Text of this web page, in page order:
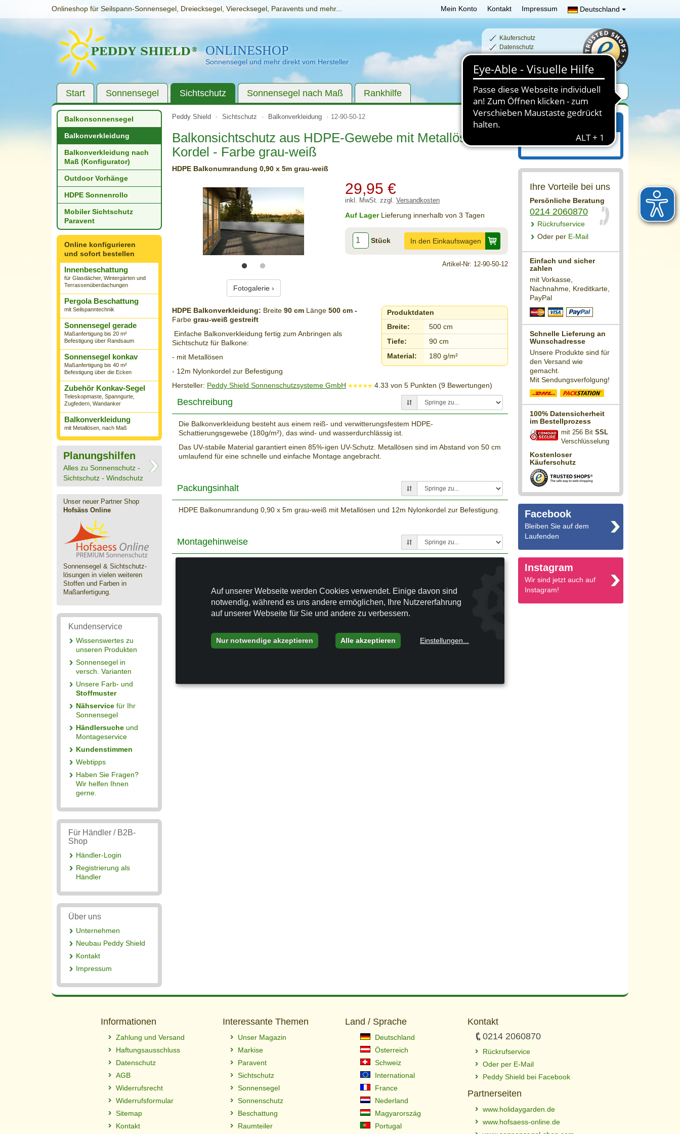
Onlineshop für Seilspann-Sonnensegel, Dreiecksegel, Vierecksegel, Paravents und mehr... Mein Konto Kontakt Impressum Deutschland
ONLINESHOP
Sonnensegel und mehr direkt vom Hersteller
Käuferschutz
Datenschutz
Schnelle Lieferzeiten
Sichere Zahlung
Start Sonnensegel Sichtschutz Sonnensegel nach Maß Rankhilfe
Peddy Shield Sichtschutz Balkonverkleidung 12-90-50-12
Balkonsichtschutz aus HDPE-Gewebe mit Metallösen und
Kordel - Farbe grau-weiß
HDPE Balkonumrandung 0,90 x 5m grau-weiß
Fotogalerie ›
29,95 €
inkl. MwSt. zzgl. Versandkosten
Auf LagerLieferung innerhalb von 3 Tagen
Stück In den Einkaufswagen
Artikel-Nr: 12-90-50-12
Produktdaten
Breite:
500 cm
Tiefe:
90 cm
Material:
180 g/m²
HDPE Balkonverkleidung: Breite 90 cm Länge 500 cm -
Farbe grau-weiß gestreift
Einfache Balkonverkleidung fertig zum Anbringen als
Sichtschutz für Balkone:
- mit Metallösen
- 12m Nylonkordel zur Befestigung
Hersteller: Peddy Shield Sonnenschutzsysteme GmbH 4.33 von 5 Punkten (9 Bewertungen)
Beschreibung
Die Balkonverkleidung besteht aus einem reiß- und verwitterungsfestem HDPE-
Schattierungsgewebe (180g/m²), das wind- und wasserdurchlässig ist.
Das UV-stabile Material garantiert einen 85%-igen UV-Schutz. Metallösen sind im Abstand von 50 cm
umlaufend für eine schnelle und einfache Montage angebracht.
Packungsinhalt
HDPE Balkonumrandung 0,90 x 5m grau-weiß mit Metallösen und 12m Nylonkordel zur Befestigung.
Montagehinweise
Ihr Einkaufswagen ist leer.
Ihre Vorteile bei uns
Persönliche Beratung
0214 2060870
Rückrufservice
Oder per E-Mail
Einfach und sicher
zahlen
mit Vorkasse,
Nachnahme, Kreditkarte,
PayPal
Schnelle Lieferung an
Wunschadresse
Unsere Produkte sind für
den Versand wie
gemacht.
Mit Sendungsverfolgung!
100% Datensicherheit
im Bestellprozess
mit 256 Bit SSL
Verschlüsselung
Kostenloser
Käuferschutz
Facebook
Bleiben Sie auf dem
Laufenden
Instagram
Wir sind jetzt auch auf
Instagram!
Balkonsonnensegel
Balkonverkleidung
Balkonverkleidung nach
Maß (Konfigurator)
Outdoor Vorhänge
HDPE Sonnenrollo
Mobiler Sichtschutz
Paravent
Online konfigurieren
und sofort bestellen
Innenbeschattung
für Glasdächer, Wintergärten und
Terrassenüberdachungen
Pergola Beschattung
mit Seilspanntechnik
Sonnensegel gerade
Maßanfertigung bis 20 m²
Befestigung über Randsaum
Sonnensegel konkav
Maßanfertigung bis 40 m²
Befestigung über die Ecken
Zubehör Konkav-Segel
Teleskopmaste, Spanngurte,
Zugfedern, Wandanker
Balkonverkleidung
mit Metallösen, nach Maß
Planungshilfen
Alles zu Sonnenschutz -
Sichtschutz - Windschutz
Unser neuer Partner Shop
Hofsäss Online
Sonnensegel & Sichtschutz­
lösungen in vielen weiteren
Stoffen und Farben in
Maßanfertigung.
Kundenservice
Wissenswertes zu
unseren Produkten
Sonnensegel in
versch. Varianten
Unsere Farb- und
Stoffmuster
Nähservice für Ihr
Sonnensegel
Händlersuche und
Montageservice
Kundenstimmen
Webtipps
Haben Sie Fragen?
Wir helfen Ihnen
gerne.
Für Händler / B2B-
Shop
Händler-Login
Registrierung als
Händler
Über uns
Unternehmen
Neubau Peddy Shield
Kontakt
Impressum
Informationen
Zahlung und Versand
Haftungsausschluss
Datenschutz
AGB
Widerrufsrecht
Widerrufsformular
Sitemap
Kontakt
Interessante Themen
Unser Magazin
Markise
Paravent
Sichtschutz
Sonnensegel
Sonnenschutz
Beschattung
Raumteiler
Land / Sprache
Deutschland
Österreich
Schweiz
International
France
Nederland
Magyarország
Portugal
Kontakt
0214 2060870
Rückrufservice
Oder per E-Mail
Peddy Shield bei Facebook
Partnerseiten
www.holidaygarden.de
www.hofsaess-online.de
Auf unserer Webseite werden Cookies verwendet. Einige davon sind
notwendig, während es uns andere ermöglichen, Ihre Nutzererfahrung
auf unserer Webseite für Sie und andere zu verbessern.
Nur notwendige akzeptieren Alle akzeptieren Einstellungen